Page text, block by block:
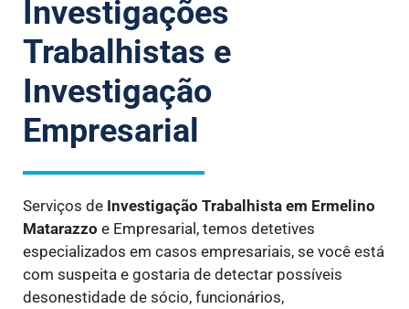
Investigações
Trabalhistas e
Investigação
Empresarial
Serviços de Investigação Trabalhista em Ermelino
Matarazzo e Empresarial, temos detetives
especializados em casos empresariais, se você está
com suspeita e gostaria de detectar possíveis
desonestidade de sócio, funcionários,